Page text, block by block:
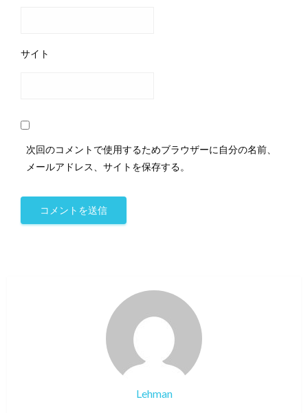
サイト
次回のコメントで使用するためブラウザーに自分の名前、
メールアドレス、サイトを保存する。
Lehman